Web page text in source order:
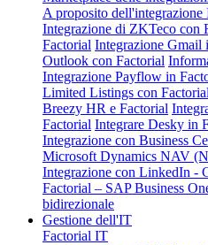
A proposito dell'integrazione
Integrazione di ZKTeco con
Factorial Integrazione Gmail
Outlook con Factorial
Integrazione Payflow in
Limited Listings con Factorial
Breezy HR e Factorial
Factorial Integrare Desky in
Integrazione con Business
Microsoft Dynamics NAV
Integrazione con LinkedIn -
Factorial – SAP Business
bidirezionale
Gestione dell'IT
Factorial IT